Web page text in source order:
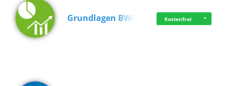
Grundlagen BWL Kostenfrei